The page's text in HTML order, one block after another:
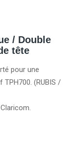
/ Double
tête
pour une
(RUBIS /